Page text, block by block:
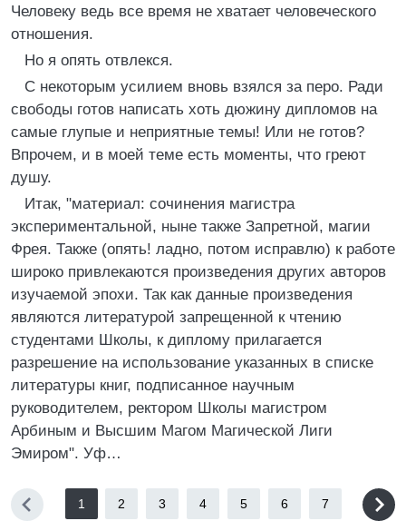
Человеку ведь все время не хватает человеческого
отношения.
Но я опять отвлекся.
С некоторым усилием вновь взялся за перо. Ради
свободы готов написать хоть дюжину дипломов на
самые глупые и неприятные темы! Или не готов?
Впрочем, и в моей теме есть моменты, что греют
душу.
Итак, "материал: сочинения магистра
экспериментальной, ныне также Запретной, магии
Фрея. Также (опять! ладно, потом исправлю) к работе
широко привлекаются произведения других авторов
изучаемой эпохи. Так как данные произведения
являются литературой запрещенной к чтению
студентами Школы, к диплому прилагается
разрешение на использование указанных в списке
литературы книг, подписанное научным
руководителем, ректором Школы магистром
Арбиным и Высшим Магом Магической Лиги
Эмиром". Уф…
1 2 3 4 5 6 7